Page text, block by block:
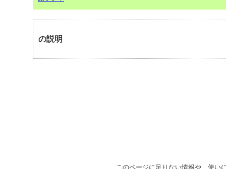
の説明
このページに足りない情報や、使い